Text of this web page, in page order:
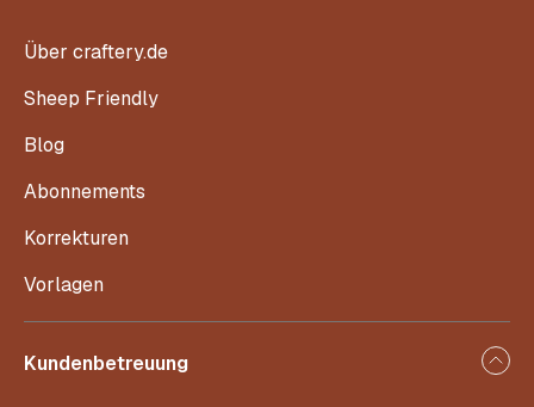
Über craftery.de
Sheep Friendly
Blog
Abonnements
Korrekturen
Vorlagen
Kundenbetreuung